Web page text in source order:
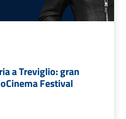
a Treviglio: gran
Festival